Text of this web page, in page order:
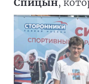
Спицын,